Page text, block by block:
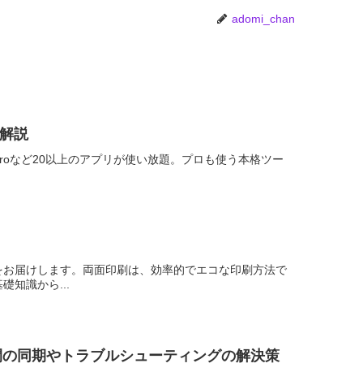
adomi_chan
説
ど20以上のアプリが使い放題。プロも使う本格ツー
届けします。両面印刷は、効率的でエコな印刷方法で
知識から...
同期やトラブルシューティングの解決策